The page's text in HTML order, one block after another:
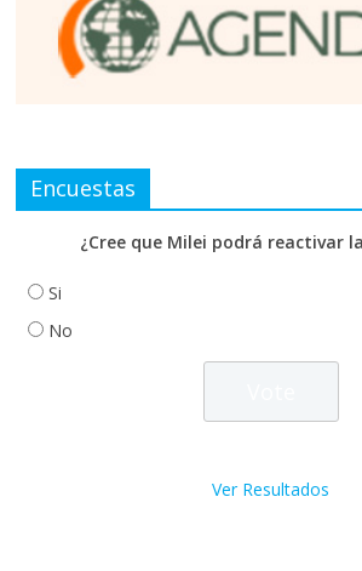
Encuestas
¿Cree que Milei podrá reactivar
Si
No
Ver Resultados